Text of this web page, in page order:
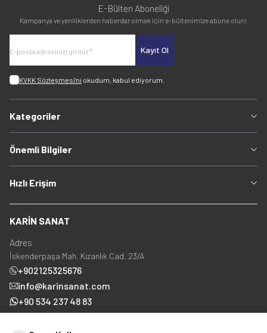
E-Bülten Aboneliği
Kampanya ve yeniliklerden haberdar olmak için e-bültenimize abone olun!
Kayıt Ol
KVKK Sözleşmesi'ni okudum, kabul ediyorum.
Kategoriler
Önemli Bilgiler
Hızlı Erişim
KARİN SANAT
Adres
İskenderpaşa Mah. Kızanlık Cad. 23/A
+902125325676
info@karinsanat.com
+90 534 237 48 83